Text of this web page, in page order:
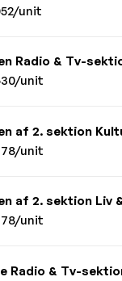
unit
Radio & Tv-
unit
af 2. sektion
unit
af 2. sektion Liv
unit
Radio & Tv-